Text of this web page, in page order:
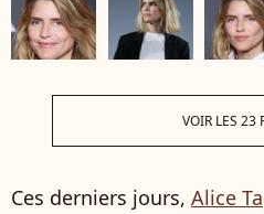
VOIR LES 23
Ces derniers jours, Alice